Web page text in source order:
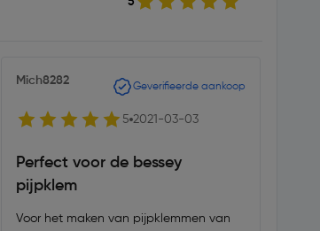
Mich8282 Geverifieerde aankoop
5 2021-03-03
Perfect voor de bessey
pijpklem
Voor het maken van pijpklemmen van